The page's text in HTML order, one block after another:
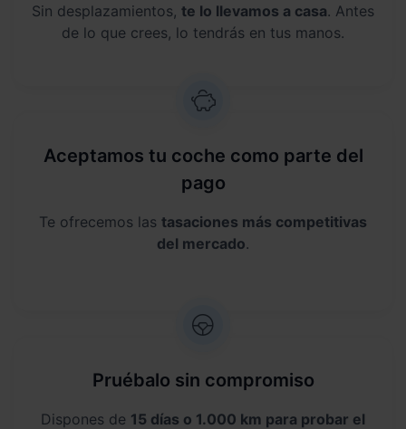
Sin desplazamientos, te lo llevamos a casa. Antes
de lo que crees, lo tendrás en tus manos.
Aceptamos tu coche como parte del
pago
Te ofrecemos las tasaciones más competitivas
del mercado.
Pruébalo sin compromiso
Dispones de 15 días o 1.000 km para probar el